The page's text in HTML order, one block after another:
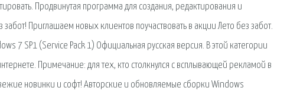
Продвинутая программа для создания, редактирования и
Приглашаем новых клиентов поучаствовать в акции Лето без забот.
7 SP1 (Service Pack 1) Официальная русская версия. В этой категории
Примечание: для тех, кто столкнулся с всплывающей рекламой в
новинки и софт! Авторские и обновляемые сборки Windows